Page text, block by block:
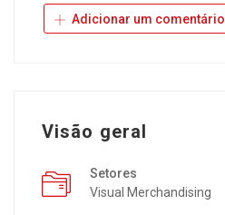
Adicionar um comentário
Visão geral
Setores
Visual Merchandising